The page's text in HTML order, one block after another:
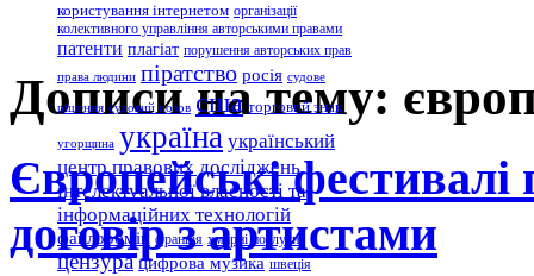
користування інтернетом організації
колективного управління авторськими правами
патенти плагіат порушення авторських прав
права людини піратство росія судове
рішення судовий позов сша торговий знак
угорщина україна український
центр правових досліджень
інтелектуальної власності та
інформаційних технологій
файлообмін франція хмарні послуги
цензура цифрова музика швеція
Дописи на тему:
Європейські
договір з артистами